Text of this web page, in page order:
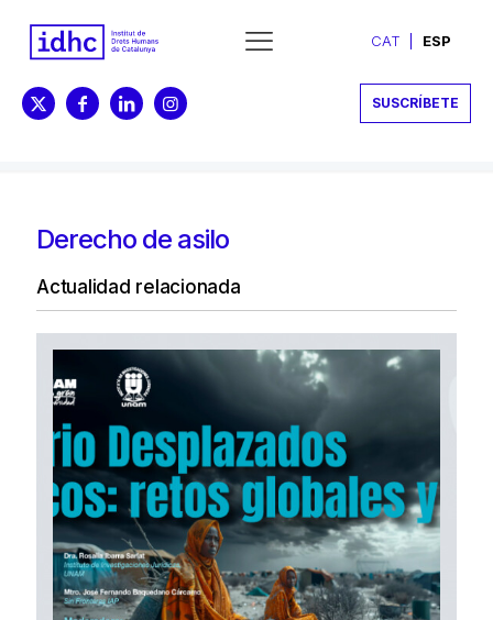
CAT ESP
SUSCRÍBETE
Derecho de asilo
Actualidad relacionada